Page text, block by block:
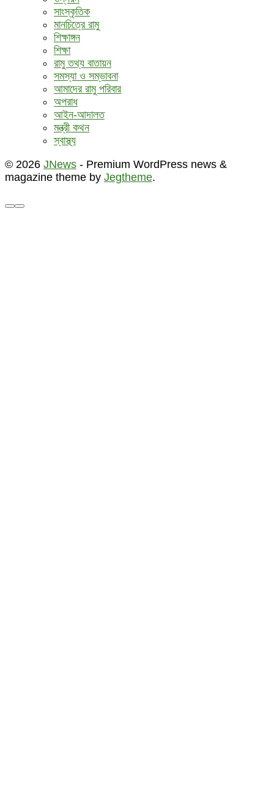
সাংস্কৃতিক
মানচিত্রে রামু
শিক্ষাঙ্গন
শিক্ষা
রামু তথ্য বাতায়ন
সমস্যা ও সম্ভাবনা
আমাদের রামু পরিবার
অপরাধ
আইন-আদালত
মন্ত্রী কথন
স্বাস্থ্য
© 2026 JNews - Premium WordPress news &
magazine theme by Jegtheme.